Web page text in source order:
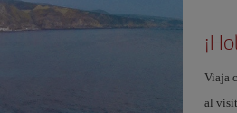
Viaja
al